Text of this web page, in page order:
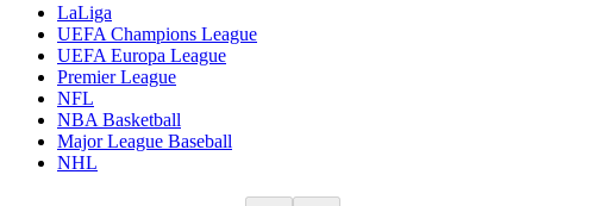
LaLiga
UEFA Champions League
UEFA Europa League
Premier League
NFL
NBA Basketball
Major League Baseball
NHL